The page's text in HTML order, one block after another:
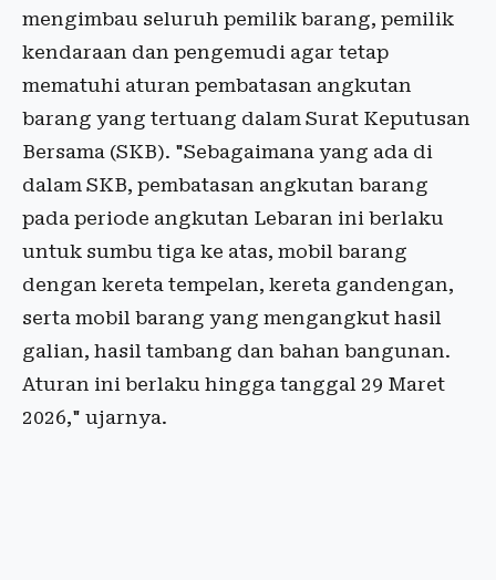
mengimbau seluruh pemilik barang, pemilik
kendaraan dan pengemudi agar tetap
mematuhi aturan pembatasan angkutan
barang yang tertuang dalam Surat Keputusan
Bersama (SKB). "Sebagaimana yang ada di
dalam SKB, pembatasan angkutan barang
pada periode angkutan Lebaran ini berlaku
untuk sumbu tiga ke atas, mobil barang
dengan kereta tempelan, kereta gandengan,
serta mobil barang yang mengangkut hasil
galian, hasil tambang dan bahan bangunan.
Aturan ini berlaku hingga tanggal 29 Maret
2026," ujarnya.